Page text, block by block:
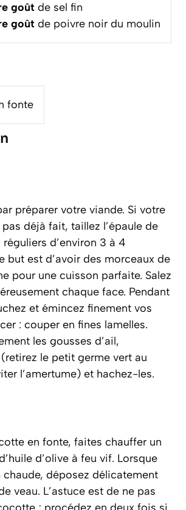
goût de sel fin
goût de poivre noir du moulin
fonte
préparer votre viande. Si votre
pas déjà fait, taillez l’épaule de
d’environ 3 à 4
but est d’avoir des morceaux de
pour une cuisson parfaite. Salez
chaque face. Pendant
et émincez finement vos
: couper en fines lamelles.
les gousses d’ail,
le petit germe vert au
l’amertume) et hachez-les.
en fonte, faites chauffer un
d’olive à feu vif. Lorsque
chaude, déposez délicatement
veau. L’astuce est de ne pas